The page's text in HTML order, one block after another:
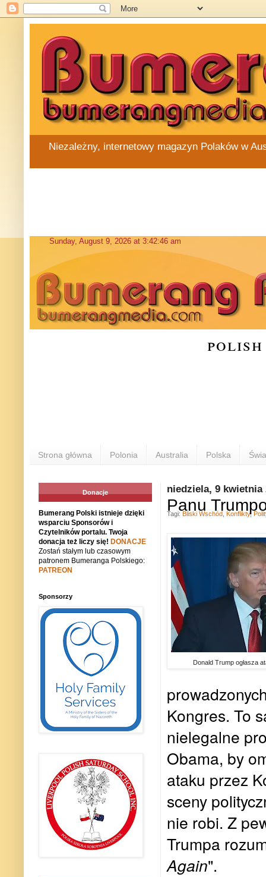
Niezależny, internetowy magazyn Polaków w
Strona główna Polonia Australia Polska
niedziela, 9 kwietnia
Panu
Donald Trump ogłasza
Kongres. To
nielegalne
Obama, by
ataku przez
sceny
nie robi. Z
Trumpa
Again".
Tagi: Bliski Wschód Konflikty,
Donacje
Bumerang Polski istnieje dzięki
wsparciu Sponsorów i
Czytelników portalu. Twoja
donacja też liczy się! DONACJE
Zostań stałym lub czasowym
patronem Bumeranga Polskiego:
PATREON
Sponsorzy